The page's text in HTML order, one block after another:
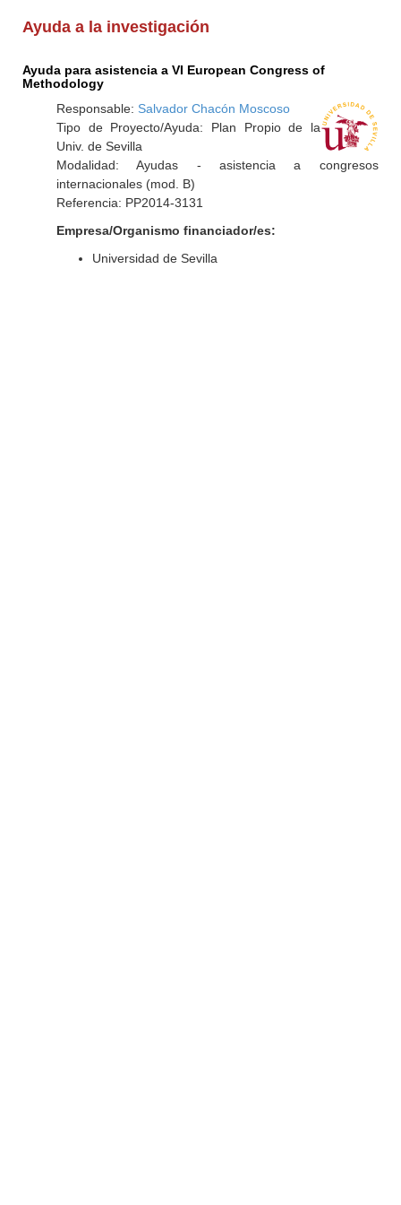
Ayuda a la investigación
Ayuda para asistencia a VI European Congress of
Methodology
Responsable: Salvador Chacón Moscoso
Tipo de Proyecto/Ayuda: Plan Propio de la
Univ. de Sevilla
Modalidad: Ayudas - asistencia a congresos
internacionales (mod. B)
Referencia: PP2014-3131
Empresa/Organismo financiador/es:
Universidad de Sevilla